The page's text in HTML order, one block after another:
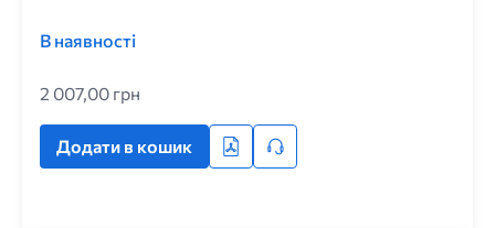
В наявності
2 007,00 грн
Додати в кошик